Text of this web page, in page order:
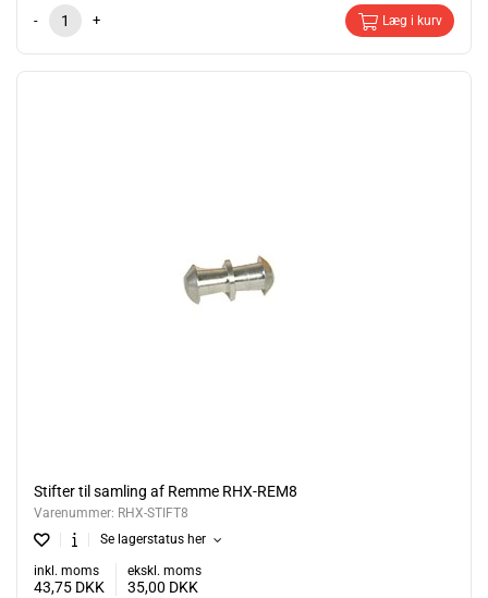
- + Læg i kurv
Stifter til samling af Remme RHX-REM8
Varenummer: RHX-STIFT8
Se lagerstatus her
inkl. moms
43,75 DKK
ekskl. moms
35,00 DKK